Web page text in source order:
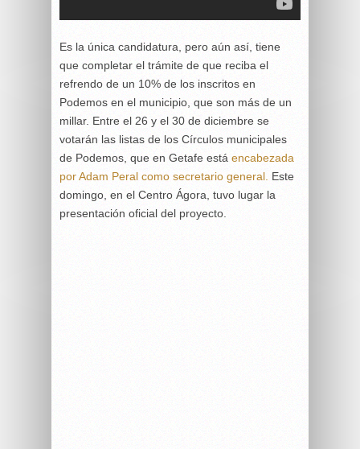
Es la única candidatura, pero aún así, tiene
que completar el trámite de que reciba el
refrendo de un 10% de los inscritos en
Podemos en el municipio, que son más de un
millar. Entre el 26 y el 30 de diciembre se
votarán las listas de los Círculos municipales
de Podemos, que en Getafe está encabezada
por Adam Peral como secretario general. Este
domingo, en el Centro Ágora, tuvo lugar la
presentación oficial del proyecto.